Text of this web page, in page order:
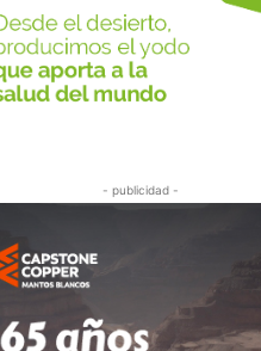
- publicidad -